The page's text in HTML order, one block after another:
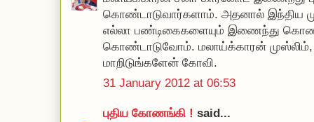
கொண்டாடுவார்களாம். அதனால் இந்திய
எல்லா பண்டிகைகளையும் இணைந்து
கொண்டாடுவோம். மலாய்க்காரன் முஸ்லிம்,
மாறிடுங்களேன் கோவி.
31 January 2012 at 06:53
புதிய கோணங்கி ! said...